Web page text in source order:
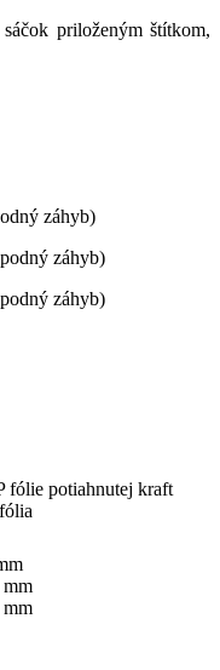
priloženým štítkom,
záhyb)
záhyb)
záhyb)
fólie potiahnutej kraft